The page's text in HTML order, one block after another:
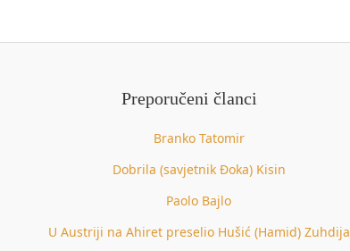
Preporučeni članci
Branko Tatomir
Dobrila (savjetnik Đoka) Kisin
Paolo Bajlo
U Austriji na Ahiret preselio Hušić (Hamid) Zuhdija